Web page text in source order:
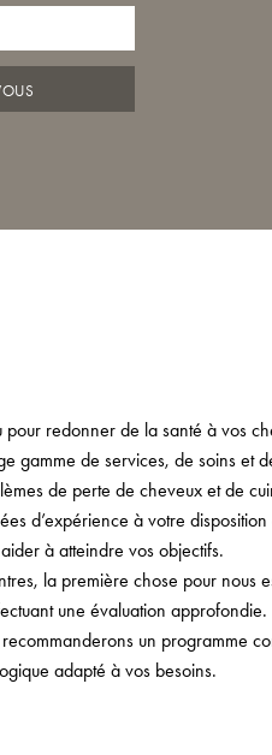
redonner de la santé à vos
gamme de services, de soins et
de perte de cheveux et de
d’expérience à votre
à atteindre vos objectifs.
la première chose pour nous
une évaluation approfondie.
un programme
adapté à vos besoins.